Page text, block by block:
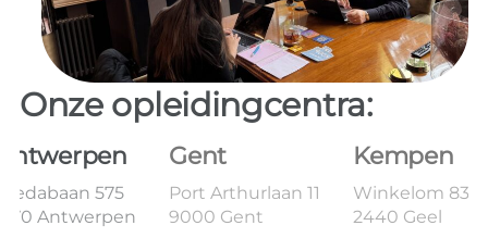
Onze opleidingcentra:
575
Antwerpen
Gent
Port Arthurlaan 11
9000 Gent
Kempen
Winkelom 83B
2440 Geel